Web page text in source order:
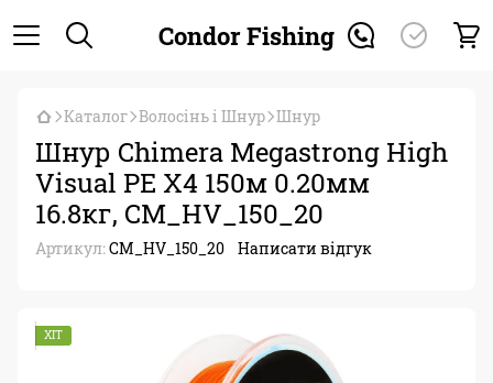
Condor Fishing
Каталог Волосінь і Шнур Шнур
Шнур Chimera Megastrong High
Visual PE X4 150м 0.20мм
16.8кг, CM_HV_150_20
Артикул:CM_HV_150_20 Написати відгук
ХІТ